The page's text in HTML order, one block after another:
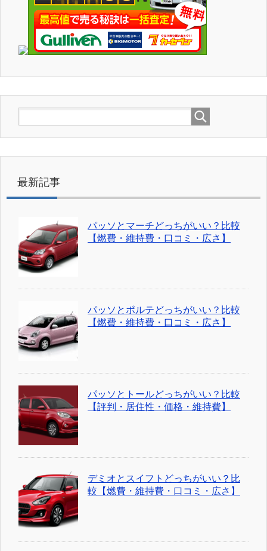
最新記事
パッソとマーチどっちがいい？比較
【燃費・維持費・口コミ・広さ】
パッソとポルテどっちがいい？比較
【燃費・維持費・口コミ・広さ】
パッソとトールどっちがいい？比較
【評判・居住性・価格・維持費】
デミオとスイフトどっちがいい？比
較【燃費・維持費・口コミ・広さ】